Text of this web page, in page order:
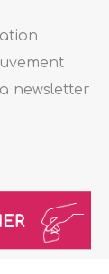
newsletter